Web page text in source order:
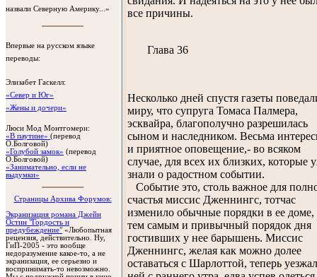
назвали Северную Америку...»
Впервые на русском языке
переводы:
Элизабет Гаскелл:
«Север и Юг»
«Жены и дочери»
Люси Мод Монтгомери:
«В паутине» (перевод
О.Болговой)
«Голубой замок» (перевод
О.Болговой)
«Занимательно, если не
выдумки»
Cтраницы Архива Форумов:
Экранизация романа Джейн
Остин "Гордость и
предубеждение" «Любопытная
рецензия, действительно. Ну,
ГиП-2005 - это вообще
недоразумение какое-то, а не
экранизация, ее серьезно и
воспринимать-то невозможно.
все причины.
Глава 36
Несколько дней спустя газеты
миру, что супруга Томаса Палмера,
эсквайра, благополучно разрешилась
сыном и наследником. Весьма
и приятное оповещение,- во всяком
случае, для всех их близких, которые
знали о радостном событии.
Событие это, столь важное для
счастья миссис Дженнингс, тотчас
изменило обычные порядки в ее доме,
тем самым и привычный порядок дня
гостивших у нее барышень. Миссис
Дженнингс, желая как можно долее
оставаться с Шарлоттой, теперь